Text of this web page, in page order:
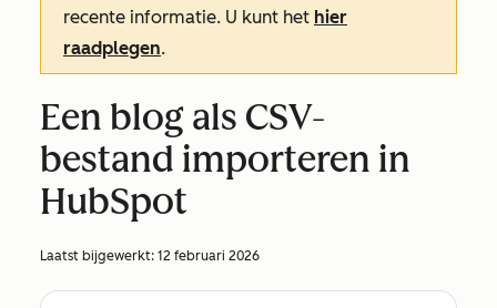
recente informatie. U kunt het hier
raadplegen.
Een blog als CSV-
bestand importeren in
HubSpot
Laatst bijgewerkt: 12 februari 2026